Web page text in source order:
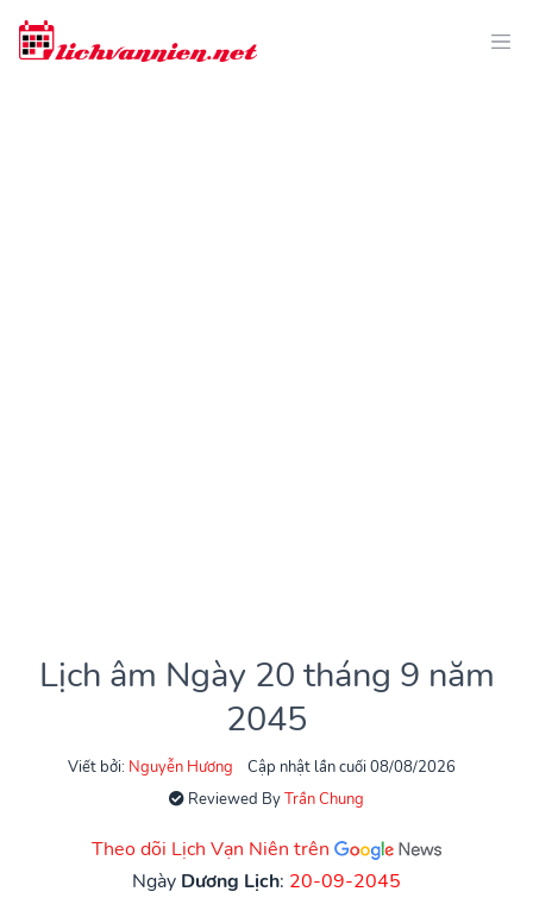
Lịch âm Ngày 20 tháng 9 năm
2045
Viết bởi: Nguyễn Hương
Cập nhật lần cuối 08/08/2026
Reviewed ByTrần Chung
Theo dõi Lịch Vạn Niên trên
Ngày Dương Lịch: 20-09-2045